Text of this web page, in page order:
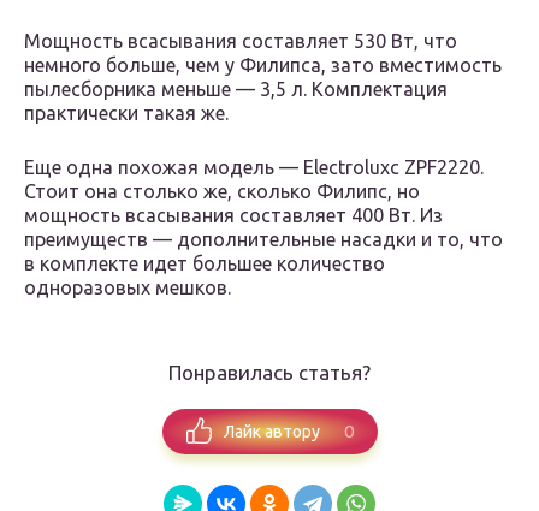
Мощность всасывания составляет 530 Вт, что
немного больше, чем у Филипса, зато вместимость
пылесборника меньше — 3,5 л. Комплектация
практически такая же.
Еще одна похожая модель — Electroluxc ZPF2220.
Стоит она столько же, сколько Филипс, но
мощность всасывания составляет 400 Вт. Из
преимуществ — дополнительные насадки и то, что
в комплекте идет большее количество
одноразовых мешков.
Понравилась статья?
Лайк автору 0